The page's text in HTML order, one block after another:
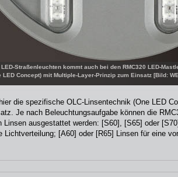
LED-Straßenleuchten kommt auch bei den RMC320 LED-
Concept) mit Multiple-Layer-Prinzip zum Einsatz [Bild:
die spezifische OLC-Linsentechnik (One LED
Je nach Beleuchtungsaufgabe können die
Linsen ausgestattet werden: [S60], [S65] oder
Lichtverteilung; [A60] oder [R65] Linsen für eine